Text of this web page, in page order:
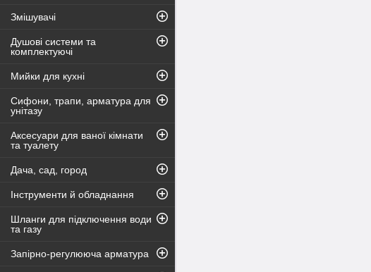
Змішувачі
Душові системи та
комплектуючі
Мийки для кухні
Сифони, трапи, арматура для
унітазу
Аксесуари для ваної кімнати
та туалету
Дача, сад, город
Інструменти й обладнання
Шланги для підключення води
та газу
Запірно-регулююча арматура